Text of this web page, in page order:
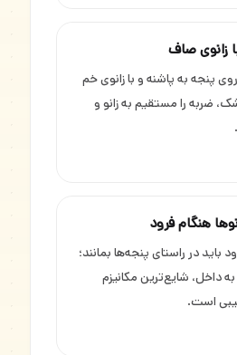
زانوی صاف
پنجه به پاشنه و با زانوی خم
ضربه را مستقیم به زانو و
هنگام فرود
باید در راستای پنجه‌ها بمانند؛
به داخل، شایع‌ترین مکانیزم
است.